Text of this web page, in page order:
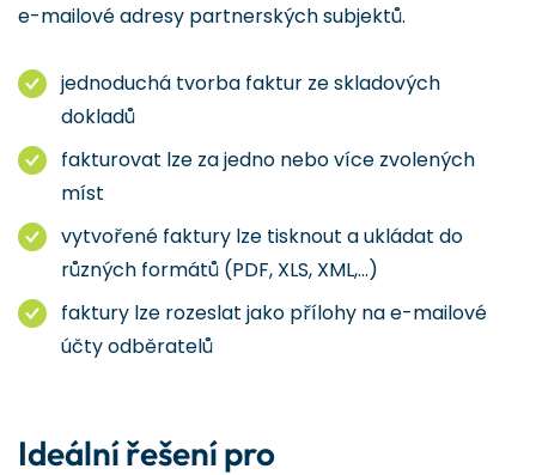
e-mailové adresy partnerských subjektů.
jednoduchá tvorba faktur ze skladových
dokladů
fakturovat lze za jedno nebo více zvolených
míst
vytvořené faktury lze tisknout a ukládat do
různých formátů (PDF, XLS, XML,...)
faktury lze rozeslat jako přílohy na e-mailové
účty odběratelů
Ideální řešení pro